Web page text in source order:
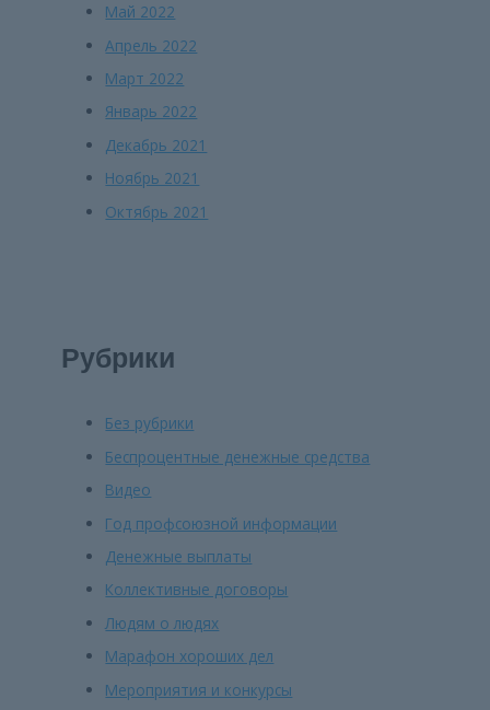
Май 2022
Апрель 2022
Март 2022
Январь 2022
Декабрь 2021
Ноябрь 2021
Октябрь 2021
Рубрики
Без рубрики
Беспроцентные денежные средства
Видео
Год профсоюзной информации
Денежные выплаты
Коллективные договоры
Людям о людях
Марафон хороших дел
Мероприятия и конкурсы